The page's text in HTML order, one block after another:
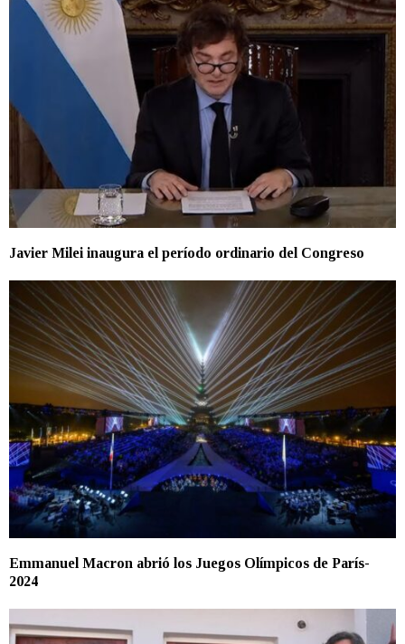
Javier Milei inaugura el período ordinario del Congreso
Emmanuel Macron abrió los Juegos Olímpicos de París-
2024